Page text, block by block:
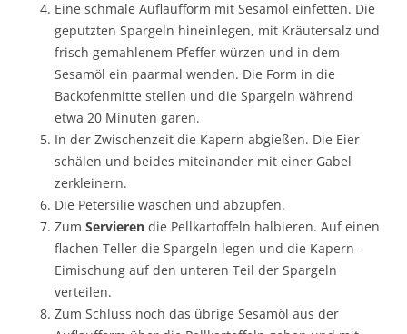
Eine schmale Auflaufform mit Sesamöl einfetten. Die
geputzten Spargeln hineinlegen, mit Kräutersalz und
frisch gemahlenem Pfeffer würzen und in dem
Sesamöl ein paarmal wenden. Die Form in die
Backofenmitte stellen und die Spargeln während
etwa 20 Minuten garen.
In der Zwischenzeit die Kapern abgießen. Die Eier
schälen und beides miteinander mit einer Gabel
zerkleinern.
Die Petersilie waschen und abzupfen.
Zum Servieren die Pellkartoffeln halbieren. Auf einen
flachen Teller die Spargeln legen und die Kapern-
Eimischung auf den unteren Teil der Spargeln
verteilen.
Zum Schluss noch das übrige Sesamöl aus der